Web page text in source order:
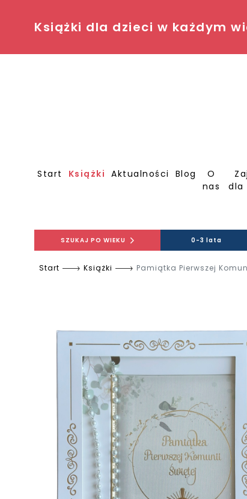
Książki dla dzieci w każdym
Start Książki Aktualności Blog
O
nas
dla
SZUKAJ PO WIEKU 0-3 lata
Start Książki Pamiątka Pierwszej